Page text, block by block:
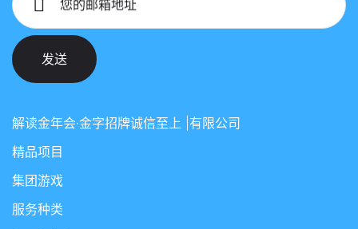
您的邮箱地址
发送
解读金年会·金字招牌诚信至上 |有限公司
精品项目
集团游戏
服务种类